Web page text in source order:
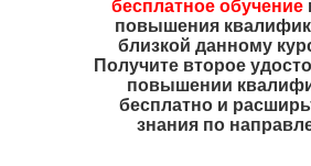
бесплатное обучение
повышения
близкой данному
Получите второе
повышении
бесплатно и
знания по